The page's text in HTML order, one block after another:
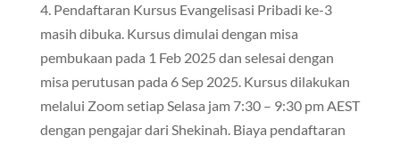
4. Pendaftaran Kursus Evangelisasi Pribadi ke-3
masih dibuka. Kursus dimulai dengan misa
pembukaan pada 1 Feb 2025 dan selesai dengan
misa perutusan pada 6 Sep 2025. Kursus dilakukan
melalui Zoom setiap Selasa jam 7:30 – 9:30 pm AEST
dengan pengajar dari Shekinah. Biaya pendaftaran